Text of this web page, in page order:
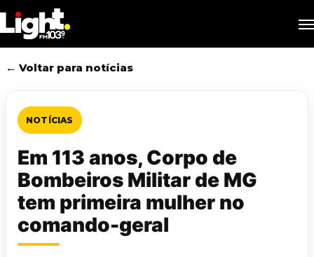
to
main
content
← Voltar para notícias
NOTÍCIAS
Em 113 anos, Corpo de
Bombeiros Militar de MG
tem primeira mulher no
comando-geral